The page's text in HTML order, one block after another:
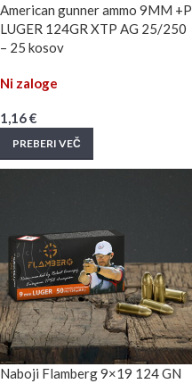
American gunner ammo 9MM +P
LUGER 124GR XTP AG 25/250
– 25 kosov
Ni zaloge
1,16€
PREBERI VEČ
Naboji Flamberg 9×19 124 GN